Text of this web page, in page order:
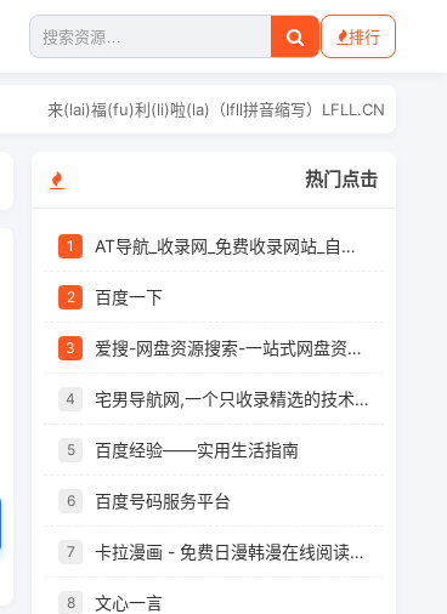
排行
来(lai)福(fu)利(li)啦(la)（lfll拼音缩写）LFLL.CN 温馨提示
热门点击
1 AT导航_收录网_免费收录网站_自动收录网_秒收录
2 百度一下
3 爱搜-网盘资源搜索-一站式网盘资源搜索，阿里夸克百度迅雷UC全聚合
4 宅男导航网,一个只收录精选的技术导航网站
5 百度经验——实用生活指南
6 百度号码服务平台
7 卡拉漫画 - 免费日漫韩漫在线阅读，最新章节快速更新
8 文心一言